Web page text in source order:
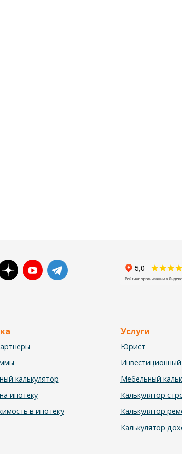
калькулятор
ипотеку
в ипотеку
Услуги
Юрист
Инвестиционный
Мебельный
Калькулятор
Калькулятор
Калькулятор